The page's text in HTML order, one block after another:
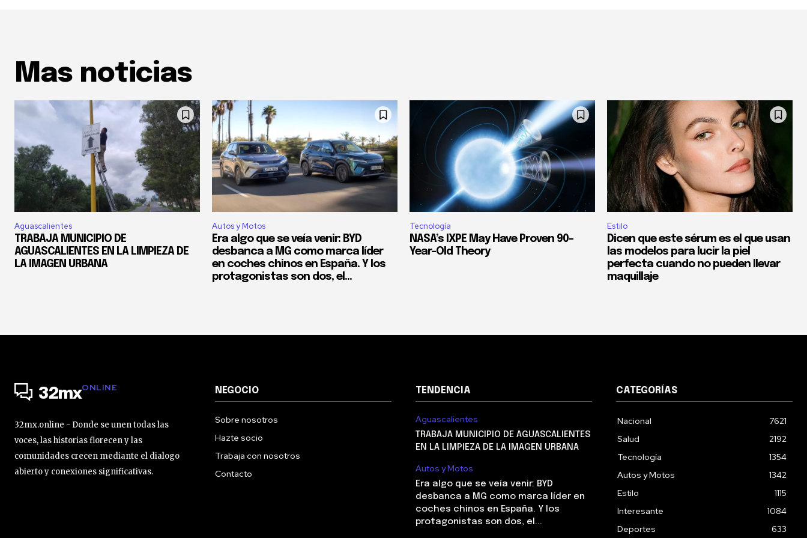
Mas noticias
Aguascalientes
TRABAJA MUNICIPIO DE
AGUASCALIENTES EN LA LIMPIEZA DE
LA IMAGEN URBANA
Autos y Motos
Era algo que se veía venir: BYD
desbanca a MG como marca líder
en coches chinos en España. Y los
protagonistas son dos, el...
Tecnología
NASA’s IXPE May Have Proven 90-
Year-Old Theory
Estilo
Dicen que este sérum es el que usan
las modelos para lucir la piel
perfecta cuando no pueden llevar
maquillaje
32mxONLINE
32mx.online - Donde se unen todas las
voces, las historias florecen y las
comunidades crecen mediante el dialogo
abierto y conexiones significativas.
NEGOCIO
Sobre nosotros
Hazte socio
Trabaja con nosotros
Contacto
TENDENCIA
Aguascalientes
TRABAJA MUNICIPIO DE AGUASCALIENTES
EN LA LIMPIEZA DE LA IMAGEN URBANA
Autos y Motos
Era algo que se veía venir: BYD
desbanca a MG como marca líder en
coches chinos en España. Y los
protagonistas son dos, el...
CATEGORÍAS
Nacional
7621
Salud
2192
Tecnología
1354
Autos y Motos
1342
Estilo
1115
Interesante
1084
Deportes
633